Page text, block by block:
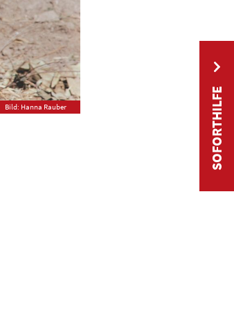
Bild: Hanna Rauber SOFORTHILFE